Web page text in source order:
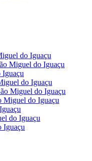
do Iguaçu
Miguel do Iguaçu
Iguaçu
do Iguaçu
Miguel do Iguaçu
Miguel do Iguaçu
do Iguaçu
Iguaçu